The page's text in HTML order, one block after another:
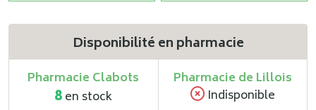
Disponibilité en pharmacie
Pharmacie Clabots
8en stock
Pharmacie de Lillois
Indisponible